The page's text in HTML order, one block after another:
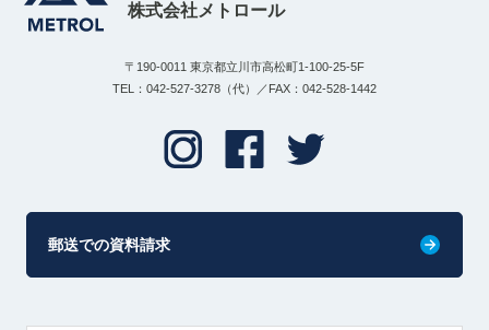
株式会社メトロール
〒190-0011 東京都立川市高松町1-100-25-5F
TEL：042-527-3278（代）／FAX：042-528-1442
郵送での資料請求